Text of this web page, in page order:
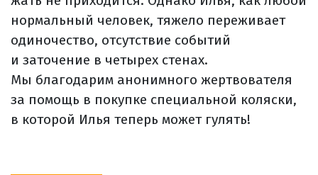
нормальный человек, тяжело переживает
одиночество, отсутствие событий
и заточение в четырех стенах.
Мы благодарим анонимного жертвователя
за помощь в покупке специальной коляски,
в которой Илья теперь может гулять!